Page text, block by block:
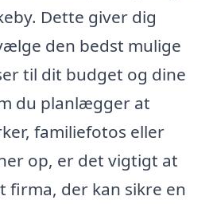
Dette giver dig
den bedst mulige
til dit budget og dine
du planlægger at
familiefotos eller
op, er det vigtigt at
firma, der kan sikre en